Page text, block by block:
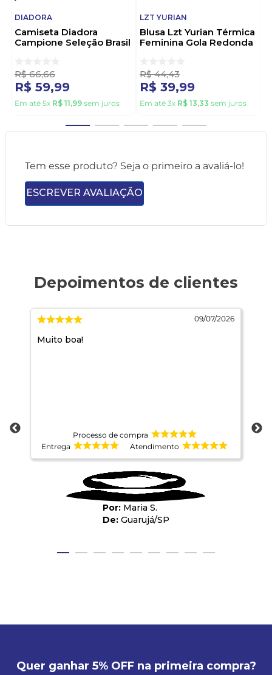
DIADORA
Camiseta Diadora
Campione Seleção Brasil
R$ 66,66
R$ 59,99
Em até 5x R$ 11,99 sem juros
LZT YURIAN
Blusa Lzt Yurian Térmica
Feminina Gola Redonda
R$ 44,43
R$ 39,99
Em até 3x R$ 13,33 sem juros
Tem esse produto? Seja o primeiro a avaliá-lo!
ESCREVER AVALIAÇÃO
09/07/2026
Muito boa!
Processo de compra
Entrega
Atendimento
Maria S.
Guarujá/SP
Quer ganhar 5% OFF na primeira compra?